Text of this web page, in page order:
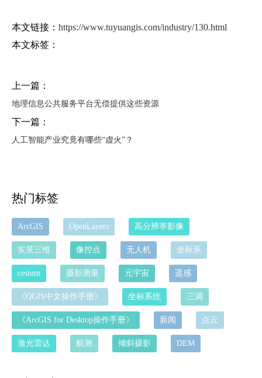
本文链接： https://www.tuyuangis.com/industry/130.html
本文标签：
上一篇：
地理信息公共服务平台无偿提供这些资源
下一篇：
人工智能产业究竟有哪些“虚火”？
热门标签
ArcGIS OpenLayers 高分辨率影像
实景三维 像控点 无人机 坐标系
cesium 摄影测量 元宇宙 遥感
《QGIS中文操作手册》 坐标系统 三调
《ArcGIS for Desktop操作手册》 新闻 点云
激光雷达 航测 倾斜摄影 DEM